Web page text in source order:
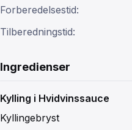
Forberedelsestid:
Tilberedningstid:
Ingredienser
Kylling i Hvidvinssauce
Kyllingebryst